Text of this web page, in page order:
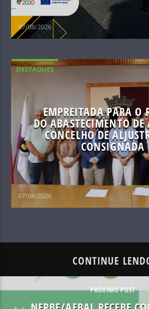
07/08/2026
DESTAQUES
EMPREITADA PARA O
DO ABASTECIMENTO
CONCELHO DE
CONSIGNADA
07/08/2026
CONTINUE
PRÓXIMO POST